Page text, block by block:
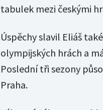
tabulek mezi českými
Úspěchy slavil Eliáš
olympijských hrách a
Poslední tři sezony
Praha.